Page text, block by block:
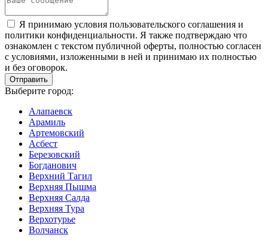
Я принимаю условия пользовательского соглашения и
политики конфиденциальности. Я также подтверждаю что
ознакомлен с текстом публичной оферты, полностью согласен
с условиями, изложенными в ней и принимаю их полностью
и без оговорок.
Выберите город:
Алапаевск
Арамиль
Артемовский
Асбест
Березовский
Богданович
Верхний Тагил
Верхняя Пышма
Верхняя Салда
Верхняя Тура
Верхотурье
Волчанск